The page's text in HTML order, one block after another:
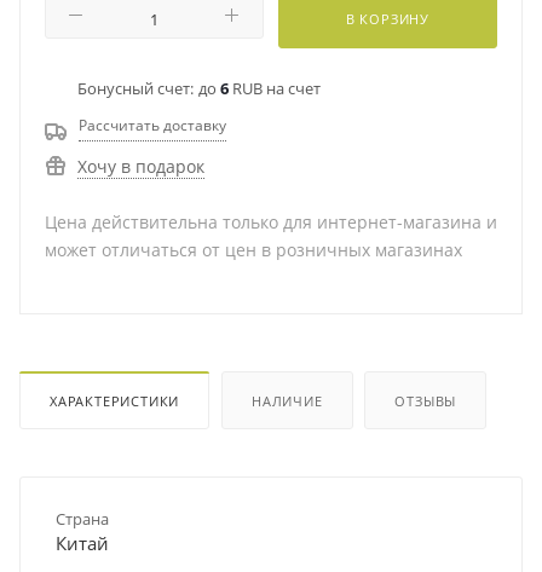
В КОРЗИНУ
Бонусный счет: до 6 RUB на счет
Рассчитать доставку
Хочу в подарок
Цена действительна только для интернет-магазина и
может отличаться от цен в розничных магазинах
ХАРАКТЕРИСТИКИ НАЛИЧИЕ ОТЗЫВЫ
Страна
Китай